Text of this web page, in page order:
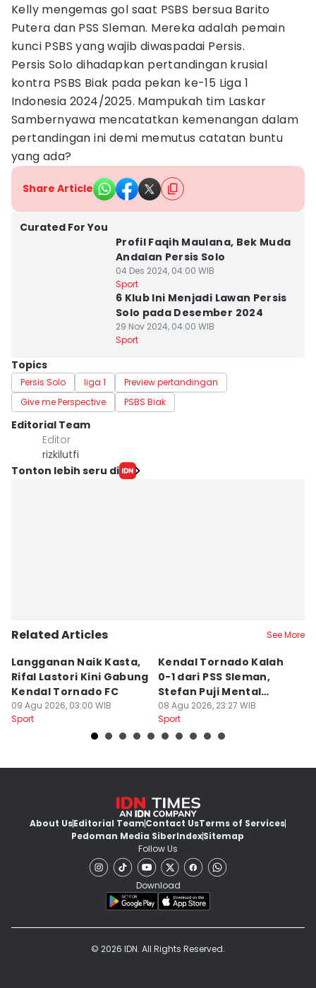
Kelly mengemas gol saat PSBS bersua Barito
Putera dan PSS Sleman. Mereka adalah pemain
kunci PSBS yang wajib diwaspadai Persis.
Persis Solo dihadapkan pertandingan krusial
kontra PSBS Biak pada pekan ke-15 Liga 1
Indonesia 2024/2025. Mampukah tim Laskar
Sambernyawa mencatatkan kemenangan dalam
pertandingan ini demi memutus catatan buntu
yang ada?
Share Article
Curated For You
Profil Faqih Maulana, Bek Muda
Andalan Persis Solo
04 Des 2024, 04:00 WIB
Sport
6 Klub Ini Menjadi Lawan Persis
Solo pada Desember 2024
29 Nov 2024, 04:00 WIB
Sport
Topics
Persis Solo liga 1
Preview pertandingan
Give me Perspective
PSBS Biak
Editorial Team
Editor
rizkilutfi
Tonton lebih seru di
Related Articles See More
Langganan Naik Kasta,
Rifal Lastori Kini Gabung
Kendal Tornado FC
09 Agu 2026, 03:00 WIB
Sport
Kendal Tornado Kalah
0-1 dari PSS Sleman,
Stefan Puji Mental
Pemain
08 Agu 2026, 23:27 WIB
Sport
About UsEditorial TeamContact UsTerms of Services
Pedoman Media SiberIndexSitemap
Follow Us
Download
© 2026 IDN. All Rights Reserved.